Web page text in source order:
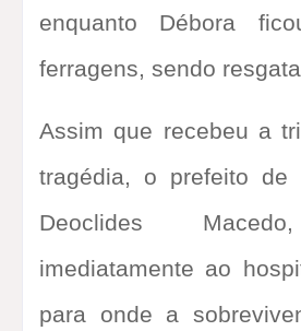
enquanto Débora
ferragens, sendo
Assim que recebeu a
tragédia, o prefeito de
Deoclides
imediatamente ao
para onde a